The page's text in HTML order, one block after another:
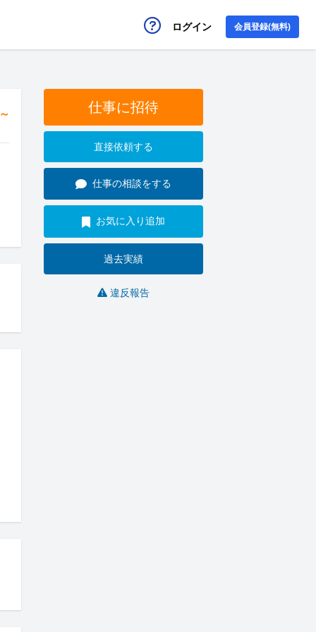
ログイン 会員登録(無料)
仕事に招待
直接依頼する
仕事の相談をする
お気に入り追加
過去実績
違反報告